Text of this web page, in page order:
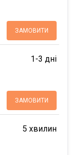
ЗАМОВИТИ
1-3 дні
ЗАМОВИТИ
5 хвилин